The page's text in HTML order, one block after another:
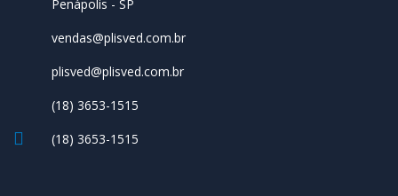
Penápolis - SP
vendas@plisved.com.br
plisved@plisved.com.br
(18) 3653-1515
(18) 3653-1515